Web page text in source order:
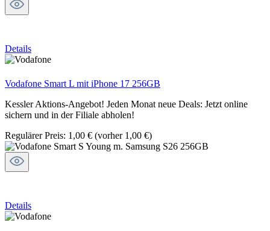
Details
Vodafone Smart L mit iPhone 17 256GB
Kessler Aktions-Angebot! Jeden Monat neue Deals: Jetzt online
sichern und in der Filiale abholen!
Regulärer Preis: 1,00 € (vorher 1,00 €)
Details